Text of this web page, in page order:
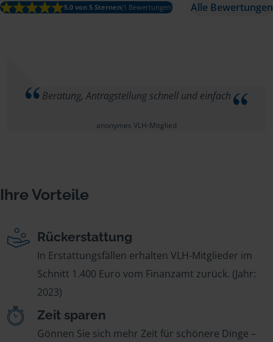
5.0 von 5 Sternen(1 Bewertungen) Alle Bewertungen
Beratung, Antragstellung schnell und einfach
anonymes VLH-Mitglied
Ihre Vorteile
Rückerstattung
In Erstattungsfällen erhalten VLH-Mitglieder im
Schnitt 1.400 Euro vom Finanzamt zurück. (Jahr:
2023)
Zeit sparen
Gönnen Sie sich mehr Zeit für schönere Dinge –